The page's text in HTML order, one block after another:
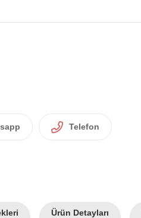
Telefon
Ürün Detayları